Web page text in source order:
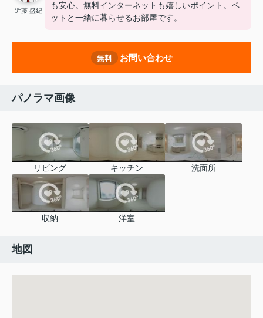
近藤 盛紀
も安心。無料インターネットも嬉しいポイント。ペ
ットと一緒に暮らせるお部屋です。
無料 お問い合わせ
パノラマ画像
リビング キッチン 洗面所
収納 洋室
地図